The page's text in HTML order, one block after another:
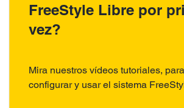
FreeStyle Libre por
vez?
Mira nuestros vídeos tutoriales,
configurar y usar el sistema